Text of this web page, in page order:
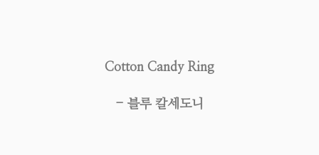
Cotton Candy Ring
- 블루 칼세도니